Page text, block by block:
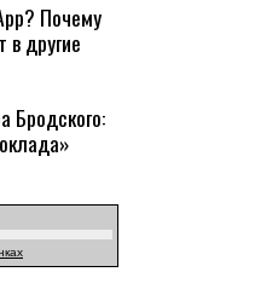
Почему
в другие
Бродского: